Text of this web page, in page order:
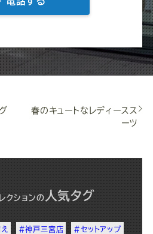
春のキュートなレディースス
ーツ
クションの 人気タグ
#神戸三宮店 #セットアップ